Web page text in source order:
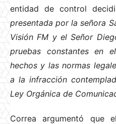
entidad de control
presentada por la señora
Visión FM y el Señor
pruebas constantes en
hechos y las normas
a la infracción
Ley Orgánica de
Correa argumentó que